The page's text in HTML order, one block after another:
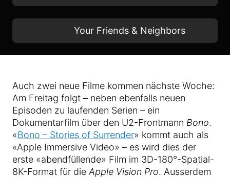
Your Friends & Neighbors
Auch zwei neue Filme kommen nächste Woche:
Am Freitag folgt – neben ebenfalls neuen
Episoden zu laufenden Serien – ein
Dokumentarfilm über den U2-Frontmann Bono.
«Bono – Stories of Surrender» kommt auch als
«Apple Immersive Video» – es wird dies der
erste «abendfüllende» Film im 3D-180°-Spatial-
8K-Format für die Apple Vision Pro. Ausserdem